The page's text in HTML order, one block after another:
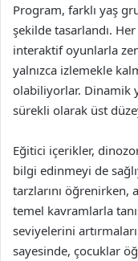
Program, farklı yaş
şekilde tasarlandı.
interaktif oyunlarla
yalnızca izlemekle
olabiliyorlar. Dinamik
sürekli olarak üst
Eğitici içerikler,
bilgi edinmeyi de
tarzlarını öğrenirken,
temel kavramlarla
seviyelerini
sayesinde, çocuklar